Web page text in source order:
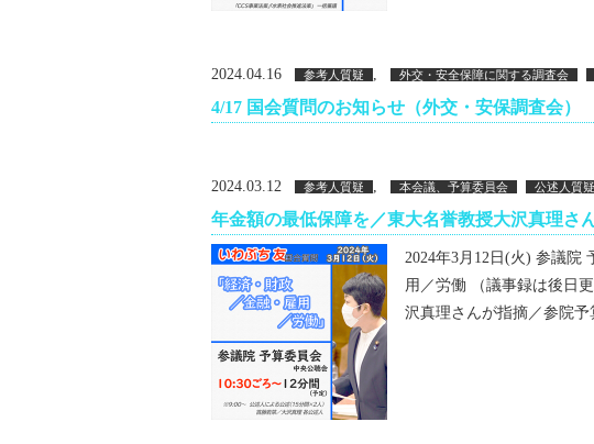
2024.04.16 参考人質疑 外交・安全保障に関する調査会
4/17 国会質問のお知らせ（外交・安保調査会）
2024.03.12 参考人質疑 本会議、予算委員会 公述人質疑
年金額の最低保障を／東大名誉教授大沢真理さ
2024年3月12日(火) 参議
用／労働 （議事録は後日
沢真理さんが指摘／参院